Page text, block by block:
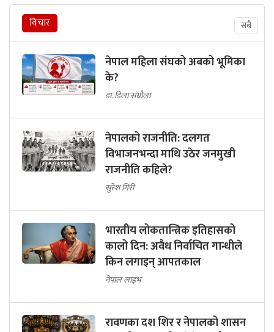
विचार सबै
नेपाल महिला संघको अबको भूमिका
के?
डा. डिला संग्रौला
नेपालको राजनीति: दलगत
विभाजनभन्दा माथि उठेर जनमुखी
राजनीति कहिले?
सुरेश गिरी
भारतीय लोकतान्त्रिक इतिहासको
कालो दिन: अवैध निर्वाचित गान्धीले
किन लगाइन् आपतकाल
नेपाल लाइभ
रावणका दश शिर र नेपालको शासन